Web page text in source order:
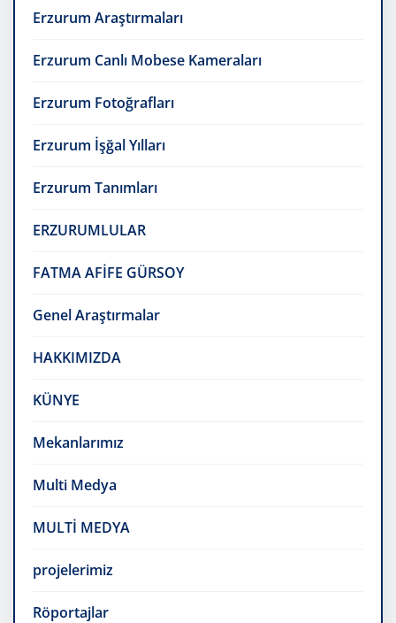
Erzurum Araştırmaları
Erzurum Canlı Mobese Kameraları
Erzurum Fotoğrafları
Erzurum İşğal Yılları
Erzurum Tanımları
ERZURUMLULAR
FATMA AFİFE GÜRSOY
Genel Araştırmalar
HAKKIMIZDA
KÜNYE
Mekanlarımız
Multi Medya
MULTİ MEDYA
projelerimiz
Röportajlar